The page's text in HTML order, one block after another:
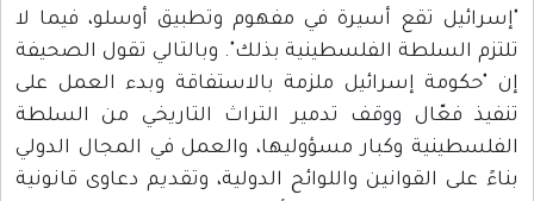
"إسرائيل تقع أسيرة في مفهوم وتطبيق أوسلو، فيما لا
تلتزم السلطة الفلسطينية بذلك". وبالتالي تقول الصحيفة
إن "حكومة إسرائيل ملزمة بالاستفاقة وبدء العمل على
تنفيذ فعّال ووقف تدمير التراث التاريخي من السلطة
الفلسطينية وكبار مسؤوليها، والعمل في المجال الدولي
بناءً على القوانين واللوائح الدولية، وتقديم دعاوى قانونية